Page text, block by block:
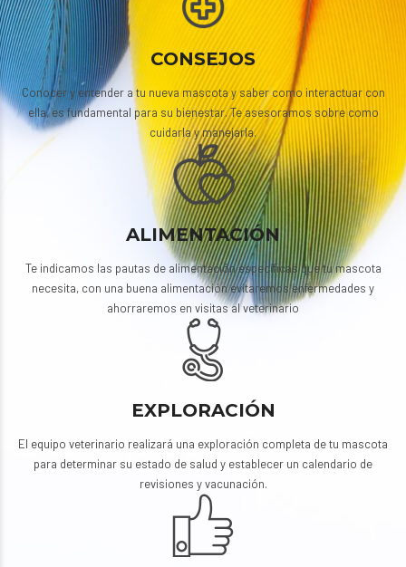
CONSEJOS
Conocer y entender a tu nueva mascota y saber como interactuar con
ella, es fundamental para su bienestar. Te asesoramos sobre como
cuidarla y manejarla.
ALIMENTACIÓN
Te indicamos las pautas de alimentación específicas que tu mascota
necesita, con una buena alimentación evitaremos enfermedades y
ahorraremos en visitas al veterinario
EXPLORACIÓN
El equipo veterinario realizará una exploración completa de tu mascota
para determinar su estado de salud y establecer un calendario de
revisiones y vacunación.